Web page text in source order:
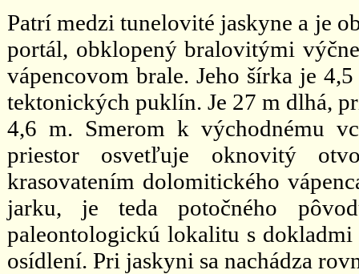
Patrí medzi tunelovité jaskyne a je
portál, obklopený bralovitými
vápencovom brale. Jeho šírka je
tektonických puklín. Je 27 m dlhá,
4,6 m. Smerom k východnému
priestor osvetľuje oknovitý
krasovatením dolomitického
jarku, je teda potočného
paleontologickú lokalitu s
osídlení. Pri jaskyni sa nachádza